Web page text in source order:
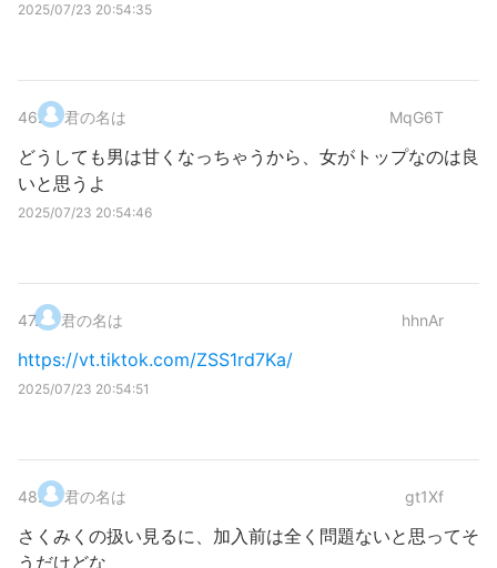
2025/07/23 20:54:35
46. 君の名は MqG6T
どうしても男は甘くなっちゃうから、女がトップなのは良
いと思うよ
2025/07/23 20:54:46
47. 君の名は hhnAr
https://vt.tiktok.com/ZSS1rd7Ka/
2025/07/23 20:54:51
48. 君の名は gt1Xf
さくみくの扱い見るに、加入前は全く問題ないと思ってそ
うだけどな